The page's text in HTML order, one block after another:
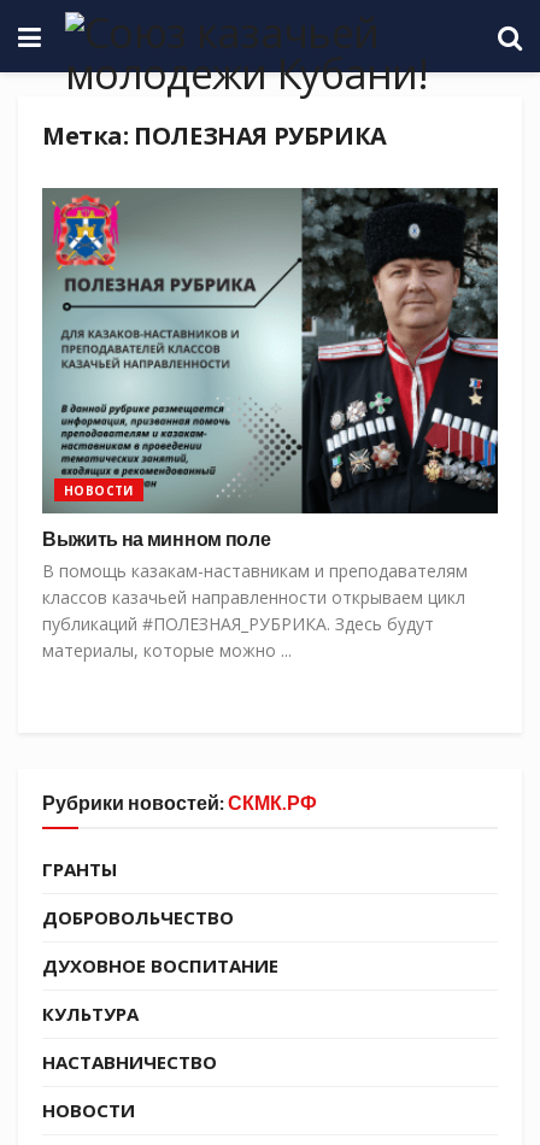
Метка: ПОЛЕЗНАЯ РУБРИКА
НОВОСТИ
Выжить на минном поле
В помощь казакам-наставникам и преподавателям
классов казачьей направленности открываем цикл
публикаций #ПОЛЕЗНАЯ_РУБРИКА. Здесь будут
материалы, которые можно ...
Рубрики новостей:СКМК.РФ
ГРАНТЫ
ДОБРОВОЛЬЧЕСТВО
ДУХОВНОЕ ВОСПИТАНИЕ
КУЛЬТУРА
НАСТАВНИЧЕСТВО
НОВОСТИ